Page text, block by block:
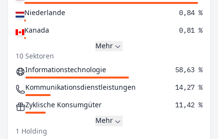
Niederlande 0,84 %
Kanada 0,81 %
Mehr
10 Sektoren
Informationstechnologie
58,63 %
Kommunikationsdienstleistungen 14,27 %
Zyklische Konsumgüter 11,42 %
Mehr
1 Holding